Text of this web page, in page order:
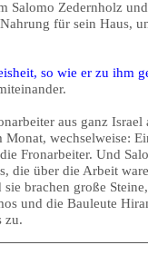
Salomo Zedernholz
für sein Haus,
so wie er zu ihm
aus ganz
wechselweise:
Fronarbeiter. Und
die über die Arbeit
brachen große
und die Bauleute
zu.